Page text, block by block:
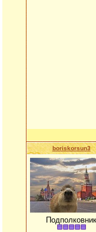
boriskorsun3
Подполковник